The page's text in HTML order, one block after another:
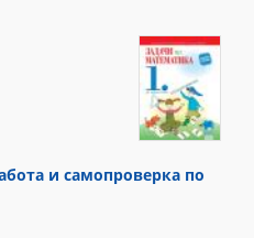
и самопроверка по